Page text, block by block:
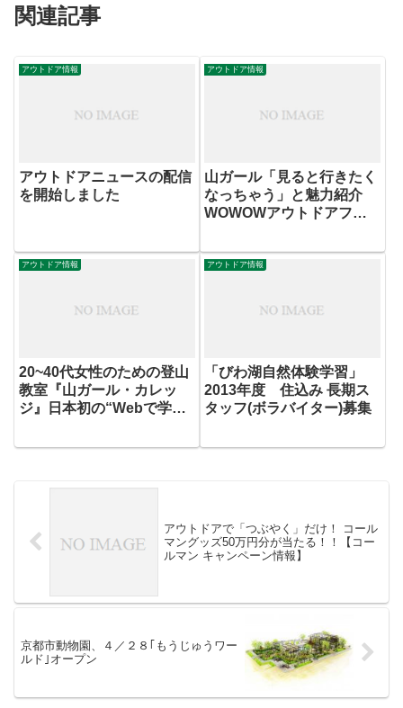
関連記事
アウトドア情報
アウトドアニュースの配信
を開始しました
アウトドア情報
山ガール「見ると行きたく
なっちゃう」と魅力紹介
WOWOWアウトドアフィ
アウトドア情報
20~40代女性のための登山
教室『山ガール・カレッ
ジ』日本初の“Webで学べ
アウトドア情報
「びわ湖自然体験学習」
2013年度 住込み 長期ス
タッフ(ボラバイター)募集
アウトドアで「つぶやく」だけ！ コール
マングッズ50万円分が当たる！！【コー
ルマン キャンペーン情報】
京都市動物園、４／２８｢もうじゅうワー
ルド｣オープン